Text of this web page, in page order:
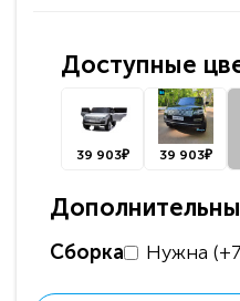
Доступные
39 903₽ 39 903₽
Сборка Нужна